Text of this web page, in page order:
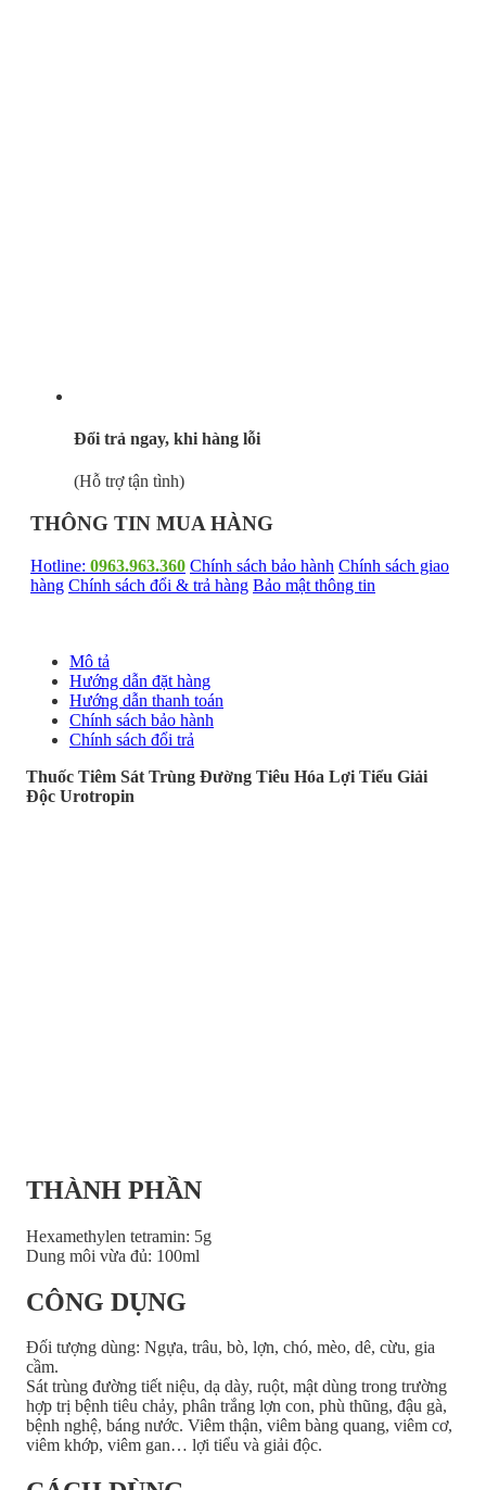
Đổi trả ngay, khi hàng lỗi
(Hỗ trợ tận tình)
THÔNG TIN MUA HÀNG
Hotline: 0963.963.360 Chính sách bảo hành Chính sách giao
hàng Chính sách đổi & trả hàng Bảo mật thông tin
Mô tả
Hướng dẫn đặt hàng
Hướng dẫn thanh toán
Chính sách bảo hành
Chính sách đổi trả
Thuốc Tiêm Sát Trùng Đường Tiêu Hóa Lợi Tiểu Giải
Độc Urotropin
THÀNH PHẦN
Hexamethylen tetramin: 5g
Dung môi vừa đủ: 100ml
CÔNG DỤNG
Đối tượng dùng: Ngựa, trâu, bò, lợn, chó, mèo, dê, cừu, gia
cầm.
Sát trùng đường tiết niệu, dạ dày, ruột, mật dùng trong trường
hợp trị bệnh tiêu chảy, phân trắng lợn con, phù thũng, đậu gà,
bệnh nghệ, báng nước. Viêm thận, viêm bàng quang, viêm cơ,
viêm khớp, viêm gan… lợi tiểu và giải độc.